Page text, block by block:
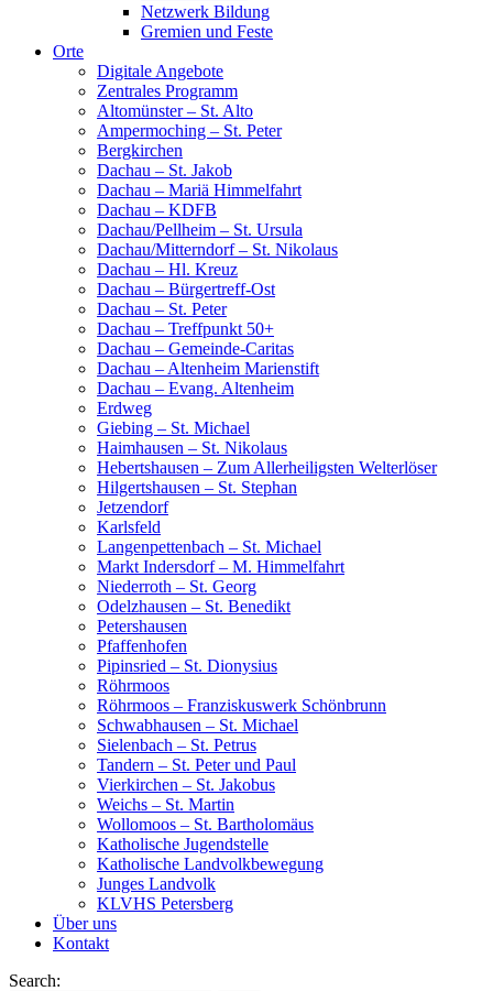
Netzwerk Bildung
Gremien und Feste
Orte
Digitale Angebote
Zentrales Programm
Altomünster – St. Alto
Ampermoching – St. Peter
Bergkirchen
Dachau – St. Jakob
Dachau – Mariä Himmelfahrt
Dachau – KDFB
Dachau/Pellheim – St. Ursula
Dachau/Mitterndorf – St. Nikolaus
Dachau – Hl. Kreuz
Dachau – Bürgertreff-Ost
Dachau – St. Peter
Dachau – Treffpunkt 50+
Dachau – Gemeinde-Caritas
Dachau – Altenheim Marienstift
Dachau – Evang. Altenheim
Erdweg
Giebing – St. Michael
Haimhausen – St. Nikolaus
Hebertshausen – Zum Allerheiligsten Welterlöser
Hilgertshausen – St. Stephan
Jetzendorf
Karlsfeld
Langenpettenbach – St. Michael
Markt Indersdorf – M. Himmelfahrt
Niederroth – St. Georg
Odelzhausen – St. Benedikt
Petershausen
Pfaffenhofen
Pipinsried – St. Dionysius
Röhrmoos
Röhrmoos – Franziskuswerk Schönbrunn
Schwabhausen – St. Michael
Sielenbach – St. Petrus
Tandern – St. Peter und Paul
Vierkirchen – St. Jakobus
Weichs – St. Martin
Wollomoos – St. Bartholomäus
Katholische Jugendstelle
Katholische Landvolkbewegung
Junges Landvolk
KLVHS Petersberg
Über uns
Kontakt
Search: